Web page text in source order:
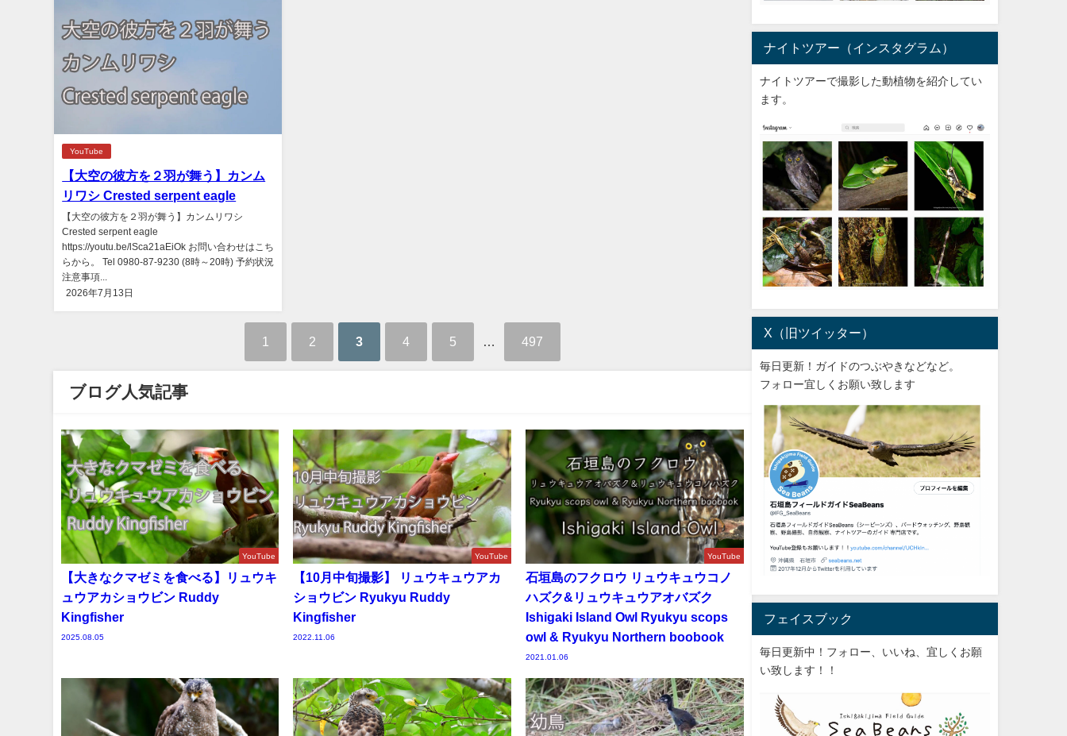
YouTube
【大空の彼方を２羽が舞う】カンム
リワシ Crested serpent eagle
【大空の彼方を２羽が舞う】カンムリワシ
Crested serpent eagle
https://youtu.be/lSca21aEiOk お問い合わせはこち
らから。 Tel 0980-87-9230 (8時～20時) 予約状況
注意事項...
2026年7月13日
1 2 3 4 5 … 497
ブログ人気記事
YouTube
【大きなクマゼミを食べる】リュウキ
ュウアカショウビン Ruddy
Kingfisher
2025.08.05
YouTube
【10月中旬撮影】 リュウキュウアカ
ショウビン Ryukyu Ruddy
Kingfisher
2022.11.06
YouTube
石垣島のフクロウ リュウキュウコノ
ハズク&リュウキュウアオバズク
Ishigaki Island Owl Ryukyu scops
owl & Ryukyu Northern boobook
2021.01.06
ナイトツアー（インスタグラム）
ナイトツアーで撮影した動植物を紹介してい
ます。
X（旧ツイッター）
毎日更新！ガイドのつぶやきなどなど。
フォロー宜しくお願い致します
フェイスブック
毎日更新中！フォロー、いいね、宜しくお願
い致します！！